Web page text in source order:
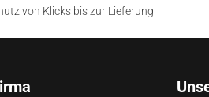
von Klicks bis zur Lieferung